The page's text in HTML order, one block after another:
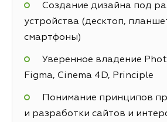
Создание дизайна под
устройства (десктоп,
смартфоны)
Уверенное владение
Figma, Cinema 4D, Principle
Понимание принципов
и разработки сайтов и